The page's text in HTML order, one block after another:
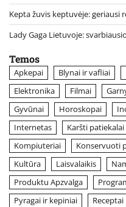
Kepta žuvis keptuvėje: geriausi
Lady Gaga Lietuvoje:
Temos
Apkepai Blynai ir vafliai
Elektronika
Filmai
Gyvūnai
Horoskopai
Internetas
Karšti patiekalai
Kompiuteriai
Konservuoti
Kultūra
Laisvalaikis
Produktu Apzvalga
Pyragai ir kepiniai
Receptai